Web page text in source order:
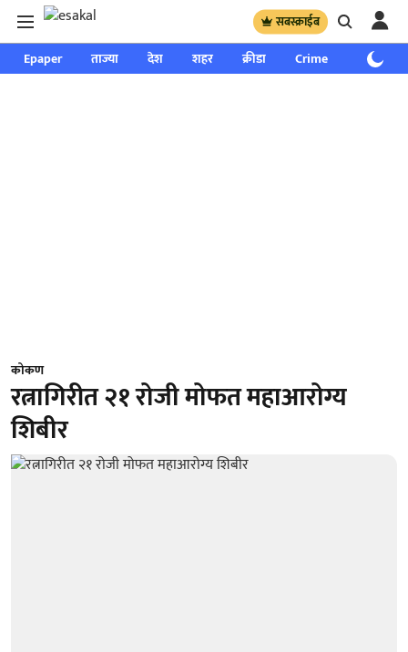
सबस्क्राईब
Epaper ताज्या देश शहर क्रीडा Crime साप्ताहिक
कोकण
रत्नागिरीत २१ रोजी मोफत महाआरोग्य
शिबीर